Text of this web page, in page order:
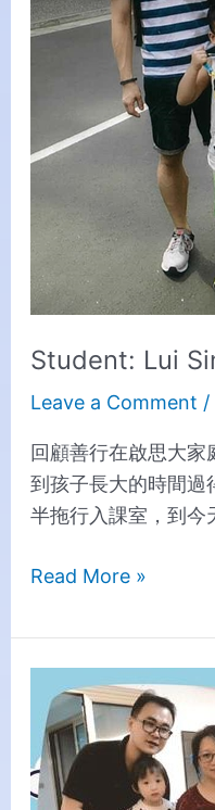
Student: Lui
Leave a Comment /
回顧善行在啟思大
到孩子長大的時間過
半拖行入課室，到今
Read More »
Students:
Kwong
Yan
Ching,